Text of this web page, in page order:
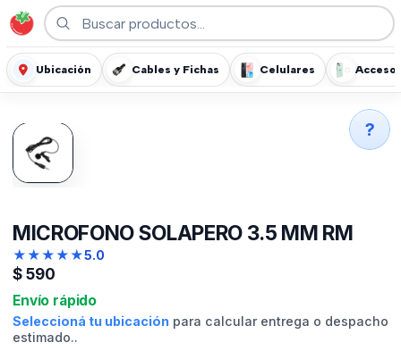
Ubicación Cables y Fichas Celulares
MICROFONO SOLAPERO 3.5 MM RM
★★★★★5.0
$590
Envío rápido
Seleccioná tu ubicación para calcular entrega o despacho
estimado..
?